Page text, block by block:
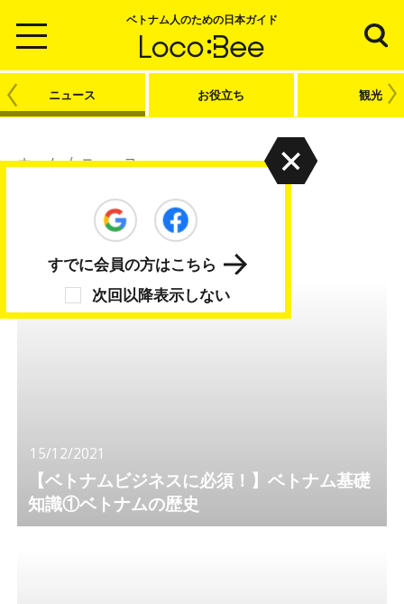
ベトナム人のための日本ガイド
ニュース お役立ち 観光
ホーム/ニュース
ニュース
日本のニュースをチェックしよう
15/12/2021
【ベトナムビジネスに必須！】ベトナム基礎
知識①ベトナムの歴史
次回以降表示しない
すでに会員の方はこちら